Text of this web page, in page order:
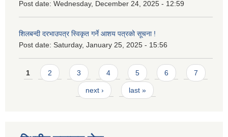
Post date: Wednesday, December 24, 2025 - 12:59
शिलबन्दी दरभाउपत्र स्विकृत गर्ने आशय पत्रको सूचना !
Post date: Saturday, January 25, 2025 - 15:56
Pages
1 2 3 4 5 6 7
next › last »